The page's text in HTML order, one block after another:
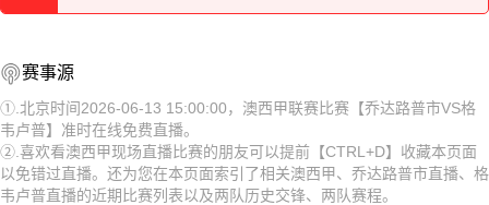
2026-08-17 【澳西甲】 乔达路普市VS格韦卢普
2026-08-17 【澳西甲】 乔达路普市VS格韦卢普
2026-08-17 【澳西甲】 乔达路普市VS格韦卢普
2026-08-17 【澳西甲】 乔达路普市VS格韦卢普
赛事源
①.北京时间2026-06-13 15:00:00，澳西甲联赛比赛【乔达路普市VS格
韦卢普】准时在线免费直播。
②.喜欢看澳西甲现场直播比赛的朋友可以提前【CTRL+D】收藏本页面
以免错过直播。还为您在本页面索引了相关澳西甲、乔达路普市直播、格
韦卢普直播的近期比赛列表以及两队历史交锋、两队赛程。